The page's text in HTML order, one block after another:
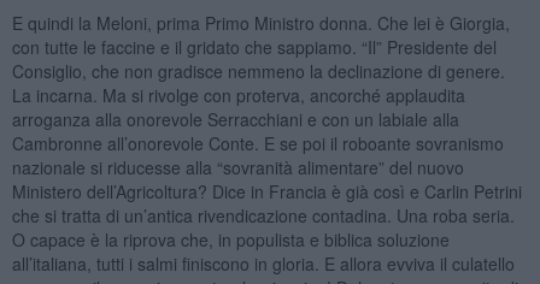
E quindi la Meloni, prima Primo Ministro donna. Che lei è Giorgia,
con tutte le faccine e il gridato che sappiamo. “Il” Presidente del
Consiglio, che non gradisce nemmeno la declinazione di genere.
La incarna. Ma si rivolge con proterva, ancorché applaudita
arroganza alla onorevole Serracchiani e con un labiale alla
Cambronne all’onorevole Conte. E se poi il roboante sovranismo
nazionale si riducesse alla “sovranità alimentare” del nuovo
Ministero dell’Agricoltura? Dice in Francia è già così e Carlin Petrini
che si tratta di un’antica rivendicazione contadina. Una roba seria.
O capace è la riprova che, in populista e biblica soluzione
all’italiana, tutti i salmi finiscono in gloria. E allora evviva il culatello